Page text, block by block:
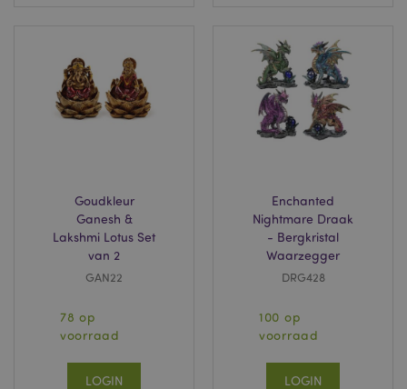
Goudkleur
Ganesh &
Lakshmi Lotus Set
van 2
GAN22
78 op
voorraad
LOGIN
Enchanted
Nightmare Draak
- Bergkristal
Waarzegger
DRG428
100 op
voorraad
LOGIN